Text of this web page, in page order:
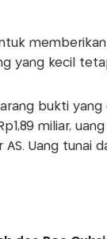
memberikan
yang kecil
bukti yang
miliar,
AS. Uang tunai